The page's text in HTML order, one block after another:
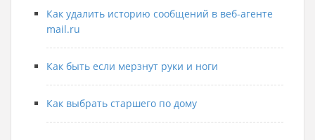
Как удалить историю сообщений в веб-агенте
mail.ru
Как быть если мерзнут руки и ноги
Как выбрать старшего по дому